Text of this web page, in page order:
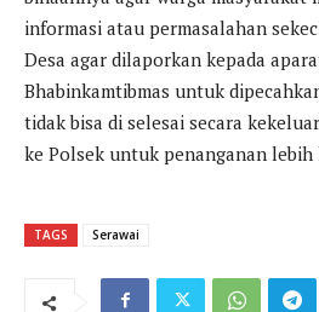
informasi atau permasalahan
Desa agar dilaporkan kepada
Bhabinkamtibmas untuk
tidak bisa di selesai secara
ke Polsek untuk penanganan lebih
TAGS Serawai